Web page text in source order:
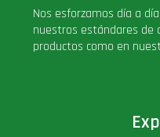
Pop Rides
Nos esforzamos día a
nuestros estándares de
productos como en